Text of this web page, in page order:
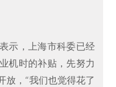
示，上海市科委已经
机时的补贴，先努力
放，“我们也觉得花了